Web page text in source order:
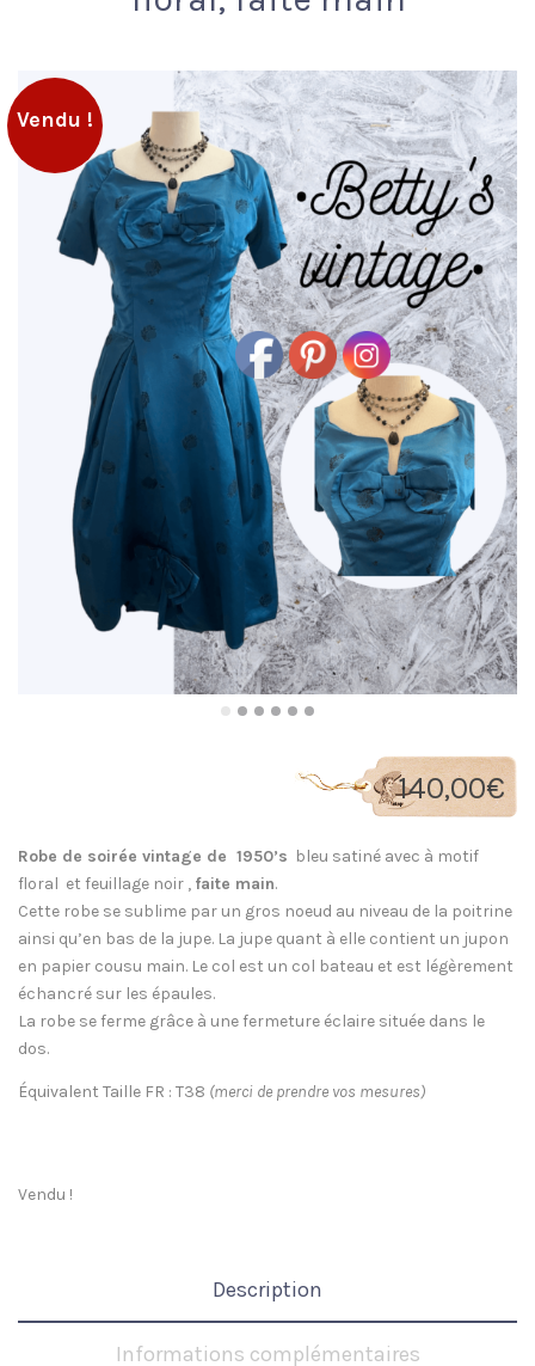
Vendu !
140,00€
Robe de soirée vintage de 1950’s bleu satiné avec à motif
floral et feuillage noir , faite main.
Cette robe se sublime par un gros noeud au niveau de la poitrine
ainsi qu’en bas de la jupe. La jupe quant à elle contient un jupon
en papier cousu main. Le col est un col bateau et est légèrement
échancré sur les épaules.
La robe se ferme grâce à une fermeture éclaire située dans le
dos.
Équivalent Taille FR : T38 (merci de prendre vos mesures)
Vendu !
Description
Informations complémentaires